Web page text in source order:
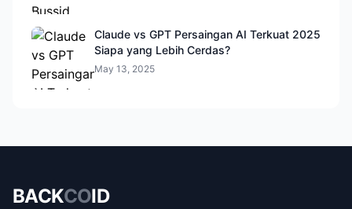
Claude vs GPT Persaingan AI Terkuat 2025
Siapa yang Lebih Cerdas?
May 13, 2025
BACKCOID